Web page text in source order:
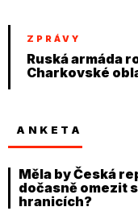
ZPRÁVY
Ruská armáda
Charkovské
ANKETA
Měla by Česká
dočasně omezit
hranicích?